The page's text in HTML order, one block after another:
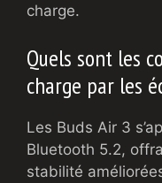
charge.
Quels sont les
charge par les
Les Buds Air 3
Bluetooth 5.2,
stabilité